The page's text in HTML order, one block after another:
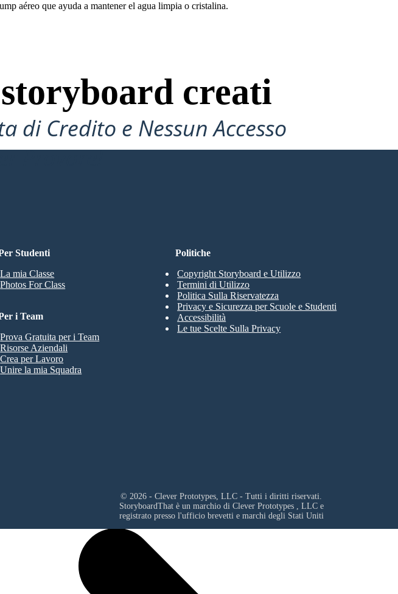
aéreo que ayuda a mantener el agua limpia o cristalina.
creati
di Credito e Nessun Accesso
Provare!
Studenti
La mia Classe
Photos For Class
i Team
Prova Gratuita per i Team
Risorse Aziendali
Crea per Lavoro
Unire la mia Squadra
Politiche
Copyright Storyboard e Utilizzo
Termini di Utilizzo
Politica Sulla Riservatezza
Privacy e Sicurezza per Scuole e Studenti
Accessibilità
Le tue Scelte Sulla Privacy
© 2026 - Clever Prototypes, LLC - Tutti i diritti riservati.
StoryboardThat è un marchio di Clever Prototypes , LLCe
registrato presso l'ufficio brevetti e marchi degli Stati Uniti